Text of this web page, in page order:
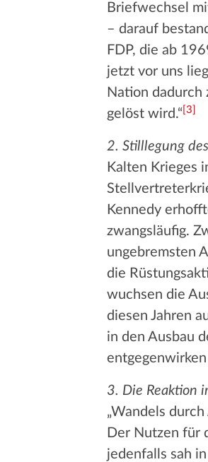
Briefwechsel
– darauf
FDP, die ab
jetzt vor uns
Nation dadurch
gelöst wird.“[3]
2. Stilllegung
Kalten Krieges
Kennedy
zwangsläufig.
ungebremsten
die
wuchsen die
diesen Jahren
in den Ausbau
3. Die Reaktion
„Wandels
Der Nutzen für
jedenfalls sah